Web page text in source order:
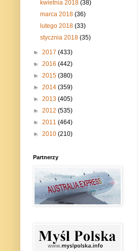
kwietnia 2018(38)
marca 2018(36)
lutego 2018(33)
stycznia 2018(35)
► 2017 (433)
► 2016 (442)
► 2015 (380)
► 2014 (359)
► 2013 (405)
► 2012 (535)
► 2011 (464)
► 2010 (210)
Partnerzy